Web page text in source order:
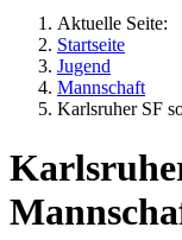
Aktuelle Seite:
Startseite
Jugend
Mannschaft
Karlsruher SF